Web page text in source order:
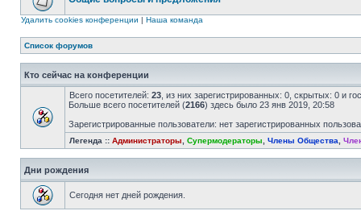
Удалить cookies конференции | Наша команда
Список форумов
Кто сейчас на конференции
Всего посетителей: 23 , из них зарегистрированных: 0, скрытых: 0 и
Больше всего посетителей (2166) здесь было 23 янв 2019, 20:58
Зарегистрированные пользователи: нет зарегистрированных
Легенда :: Администраторы Супермодераторы Члены Общества
Дни рождения
Сегодня нет дней рождения.